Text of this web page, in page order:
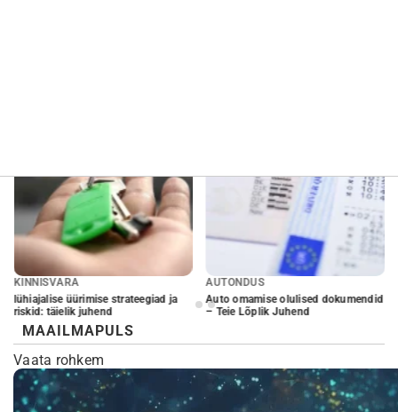
üürimise strateegiad ja
täielik juhend
AUTONDUS
Auto omamise olulised dokumendid
– Teie Lõplik Juhend
MAAILMAPULS
Vaata rohkem